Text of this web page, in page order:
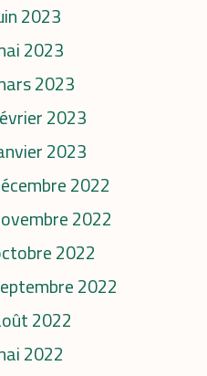
2023
2023
2023
2023
2023
2022
2022
2022
2022
2022
2022